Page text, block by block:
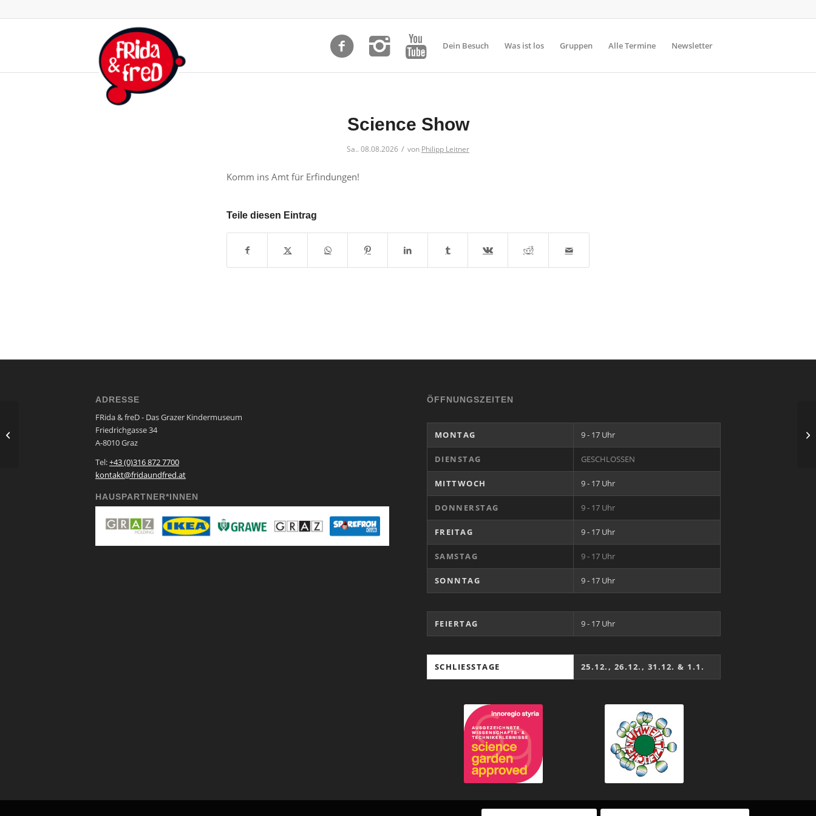
Dein Besuch Was ist los Gruppen Alle Termine Newsletter
Science Show
Sa.. 08.08.2026 / von Philipp Leitner
Komm ins Amt für Erfindungen!
Teile diesen Eintrag
ADRESSE
FRida & freD - Das Grazer Kindermuseum
Friedrichgasse 34
A-8010 Graz
Tel:+43 (0)316 872 7700
kontakt@fridaundfred.at
HAUSPARTNER*INNEN
ÖFFNUNGSZEITEN
MONTAG 9 - 17 Uhr
DIENSTAG GESCHLOSSEN
MITTWOCH 9 - 17 Uhr
DONNERSTAG 9 - 17 Uhr
FREITAG 9 - 17 Uhr
SAMSTAG 9 - 17 Uhr
SONNTAG 9 - 17 Uhr
FEIERTAG 9 - 17 Uhr
SCHLIESSTAGE 25.12., 26.12., 31.12. & 1.1.